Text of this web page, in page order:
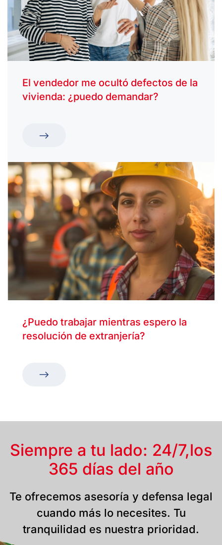
El vendedor me ocultó defectos de la
vivienda: ¿puedo demandar?
¿Puedo trabajar mientras espero la
resolución de extranjería?
Siempre a tu lado: 24/7,los
365 días del año
Te ofrecemos asesoría y defensa legal
cuando más lo necesites. Tu
tranquilidad es nuestra prioridad.